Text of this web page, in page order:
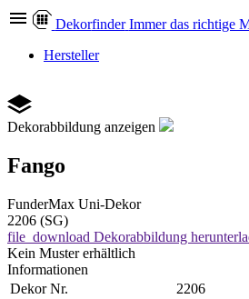
Dekorfinder Immer das richtige
Hersteller
Dekorabbildung anzeigen
Fango
FunderMax Uni-Dekor
2206 (SG)
file_download Dekorabbildung
Kein Muster erhältlich
Informationen
Dekor Nr.
2206